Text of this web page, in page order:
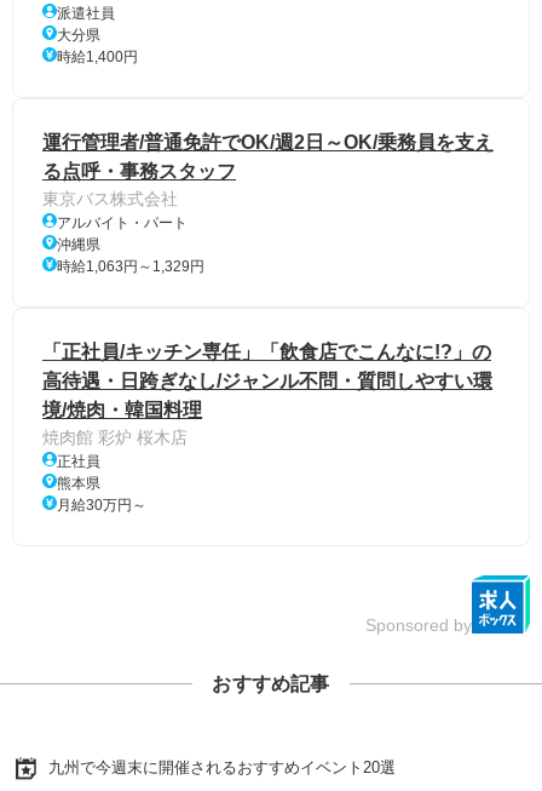
派遣社員
大分県
時給1,400円
運行管理者/普通免許でOK/週2日～OK/乗務員を支え
る点呼・事務スタッフ
東京バス株式会社
アルバイト・パート
沖縄県
時給1,063円～1,329円
「正社員/キッチン専任」「飲食店でこんなに!?」の
高待遇・日跨ぎなし/ジャンル不問・質問しやすい環
境/焼肉・韓国料理
焼肉館 彩炉 桜木店
正社員
熊本県
月給30万円～
Sponsored by
おすすめ記事
九州で今週末に開催されるおすすめイベント20選